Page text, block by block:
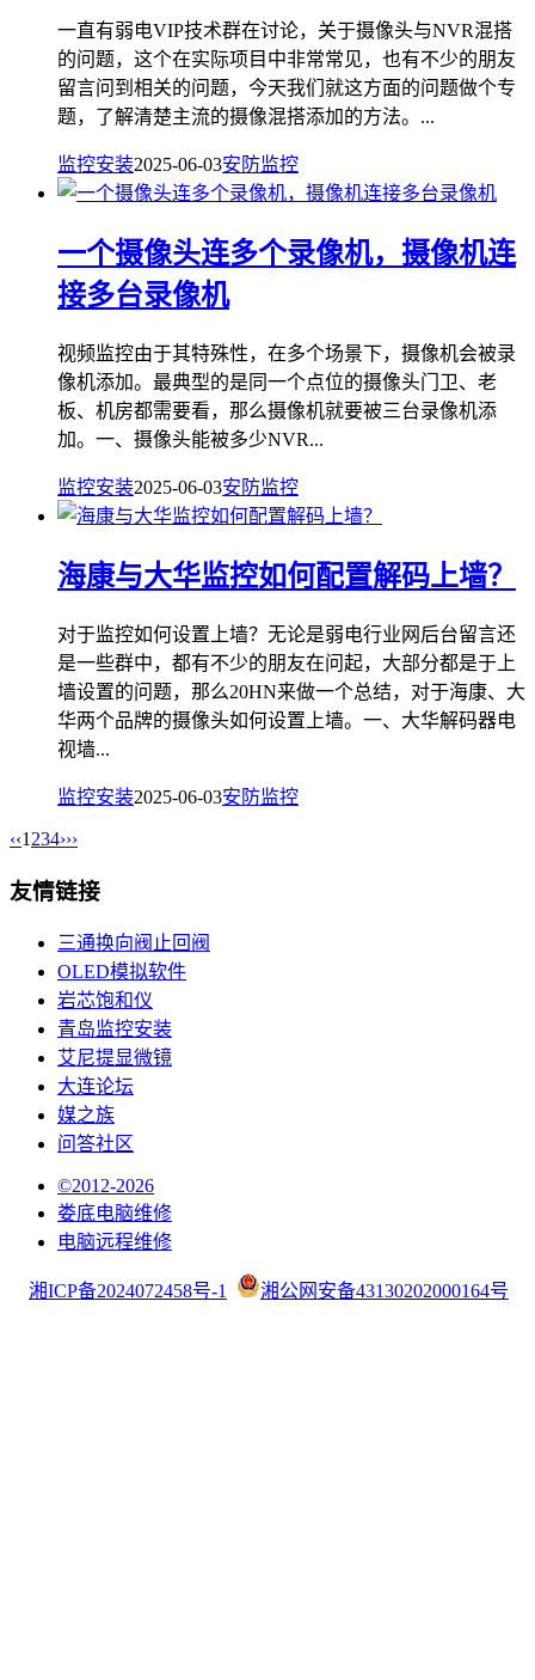
一直有弱电VIP技术群在讨论，关于摄像头与NVR混搭
的问题，这个在实际项目中非常常见，也有不少的朋友
留言问到相关的问题，今天我们就这方面的问题做个专
题，了解清楚主流的摄像混搭添加的方法。...
监控安装2025-06-03安防监控
一个摄像头连多个录像机，摄像机连
接多台录像机
视频监控由于其特殊性，在多个场景下，摄像机会被录
像机添加。最典型的是同一个点位的摄像头门卫、老
板、机房都需要看，那么摄像机就要被三台录像机添
加。一、摄像头能被多少NVR...
监控安装2025-06-03安防监控
海康与大华监控如何配置解码上墙？
对于监控如何设置上墙？无论是弱电行业网后台留言还
是一些群中，都有不少的朋友在问起，大部分都是于上
墙设置的问题，那么20HN来做一个总结，对于海康、大
华两个品牌的摄像头如何设置上墙。一、大华解码器电
视墙...
监控安装2025-06-03安防监控
‹‹1 234›››
友情链接
三通换向阀止回阀
OLED模拟软件
岩芯饱和仪
青岛监控安装
艾尼提显微镜
大连论坛
媒之族
问答社区
©2012-2026
娄底电脑维修
电脑远程维修
湘ICP备2024072458号-1 湘公网安备43130202000164号